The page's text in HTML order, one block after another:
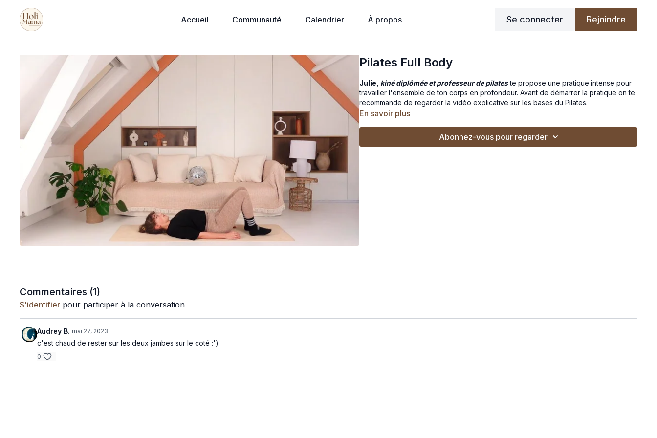
Accueil Communauté Calendrier À propos Se connecter Rejoindre
Pilates Full Body
Julie, kiné diplômée et professeur de pilateste propose une pratique intense pour
travailler l'ensemble de ton corps en profondeur. Avant de démarrer la pratique on te
recommande de regarder la vidéo explicative sur les bases du Pilates.
En savoir plus
Abonnez-vous pour regarder
Commentaires (1)
S'identifier pour participer à la conversation
Audrey B. mai 27, 2023
c'est chaud de rester sur les deux jambes sur le coté :')
0